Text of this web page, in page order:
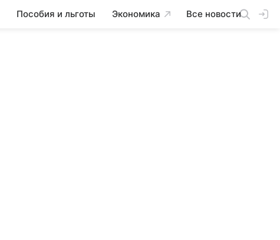
Пособия и льготы Экономика Все новости